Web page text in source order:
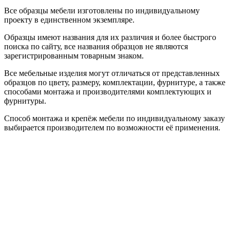
Все образцы мебели изготовлены по индивидуальному
проекту в единственном экземпляре.
Образцы имеют названия для их различия и более быстрого
поиска по сайту, все названия образцов не являются
зарегистрированным товарным знаком.
Все мебельные изделия могут отличаться от представленных
образцов по цвету, размеру, комплектации, фурнитуре, а также
способами монтажа и производителями комплектующих и
фурнитуры.
Способ монтажа и крепёж мебели по индивидуальному заказу
выбирается производителем по возможности её применения.